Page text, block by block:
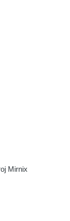
Mirnix